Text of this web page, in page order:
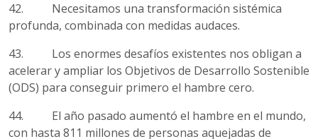
42. Necesitamos una transformación sistémica
profunda, combinada con medidas audaces.
43. Los enormes desafíos existentes nos obligan a
acelerar y ampliar los Objetivos de Desarrollo Sostenible
(ODS) para conseguir primero el hambre cero.
44. El año pasado aumentó el hambre en el mundo,
con hasta 811 millones de personas aquejadas de